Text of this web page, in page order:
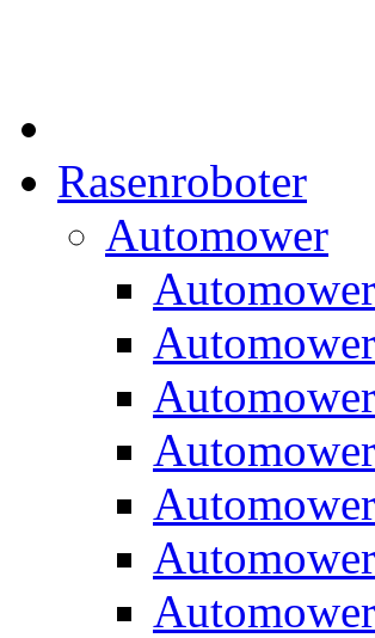
Rasenroboter
Automower